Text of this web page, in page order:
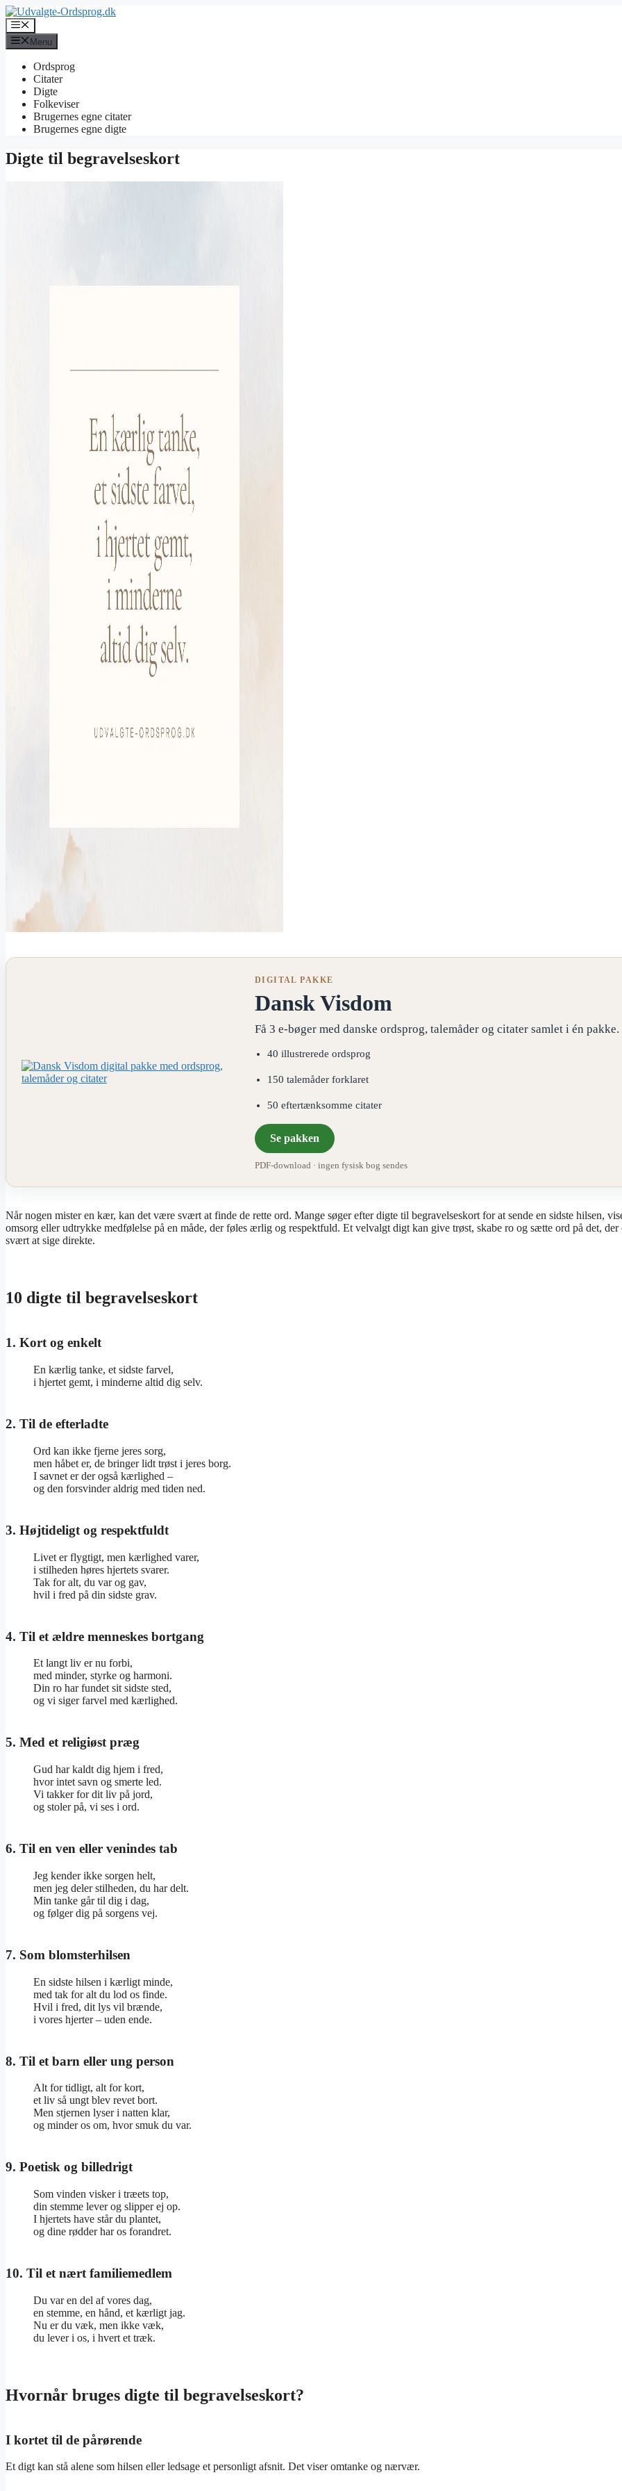
Hop
til
indhold
Menu
Menu
Ordsprog
Citater
Digte
Folkeviser
Brugernes egne citater
Brugernes egne digte
Digte til begravelseskort
DIGITAL PAKKE
Dansk Visdom
Få 3 e-bøger med danske ordsprog, talemåder og citater samlet i én pakke.
40 illustrerede ordsprog
150 talemåder forklaret
50 eftertænksomme citater
Se pakken
PDF-download · ingen fysisk bog sendes
Når nogen mister en kær, kan det være svært at finde de rette ord. Mange søger efter digte til begravelseskort for at sende en sidste hilsen,
omsorg eller udtrykke medfølelse på en måde, der føles ærlig og respektfuld. Et velvalgt digt kan give trøst, skabe ro og sætte ord på det, der
svært at sige direkte.
10 digte til begravelseskort
1. Kort og enkelt
En kærlig tanke, et sidste farvel,
i hjertet gemt, i minderne altid dig selv.
2. Til de efterladte
Ord kan ikke fjerne jeres sorg,
men håbet er, de bringer lidt trøst i jeres borg.
I savnet er der også kærlighed –
og den forsvinder aldrig med tiden ned.
3. Højtideligt og respektfuldt
Livet er flygtigt, men kærlighed varer,
i stilheden høres hjertets svarer.
Tak for alt, du var og gav,
hvil i fred på din sidste grav.
4. Til et ældre menneskes bortgang
Et langt liv er nu forbi,
med minder, styrke og harmoni.
Din ro har fundet sit sidste sted,
og vi siger farvel med kærlighed.
5. Med et religiøst præg
Gud har kaldt dig hjem i fred,
hvor intet savn og smerte led.
Vi takker for dit liv på jord,
og stoler på, vi ses i ord.
6. Til en ven eller venindes tab
Jeg kender ikke sorgen helt,
men jeg deler stilheden, du har delt.
Min tanke går til dig i dag,
og følger dig på sorgens vej.
7. Som blomsterhilsen
En sidste hilsen i kærligt minde,
med tak for alt du lod os finde.
Hvil i fred, dit lys vil brænde,
i vores hjerter – uden ende.
8. Til et barn eller ung person
Alt for tidligt, alt for kort,
et liv så ungt blev revet bort.
Men stjernen lyser i natten klar,
og minder os om, hvor smuk du var.
9. Poetisk og billedrigt
Som vinden visker i træets top,
din stemme lever og slipper ej op.
I hjertets have står du plantet,
og dine rødder har os forandret.
10. Til et nært familiemedlem
Du var en del af vores dag,
en stemme, en hånd, et kærligt jag.
Nu er du væk, men ikke væk,
du lever i os, i hvert et træk.
Hvornår bruges digte til begravelseskort?
I kortet til de pårørende
Et digt kan stå alene som hilsen eller ledsage et personligt afsnit. Det viser omtanke og nærvær.